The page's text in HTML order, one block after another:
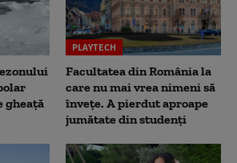
gheață
PLAYTECH
Facultatea din România la
care nu mai vrea nimeni să
înveţe. A pierdut aproape
jumătate din studenţi